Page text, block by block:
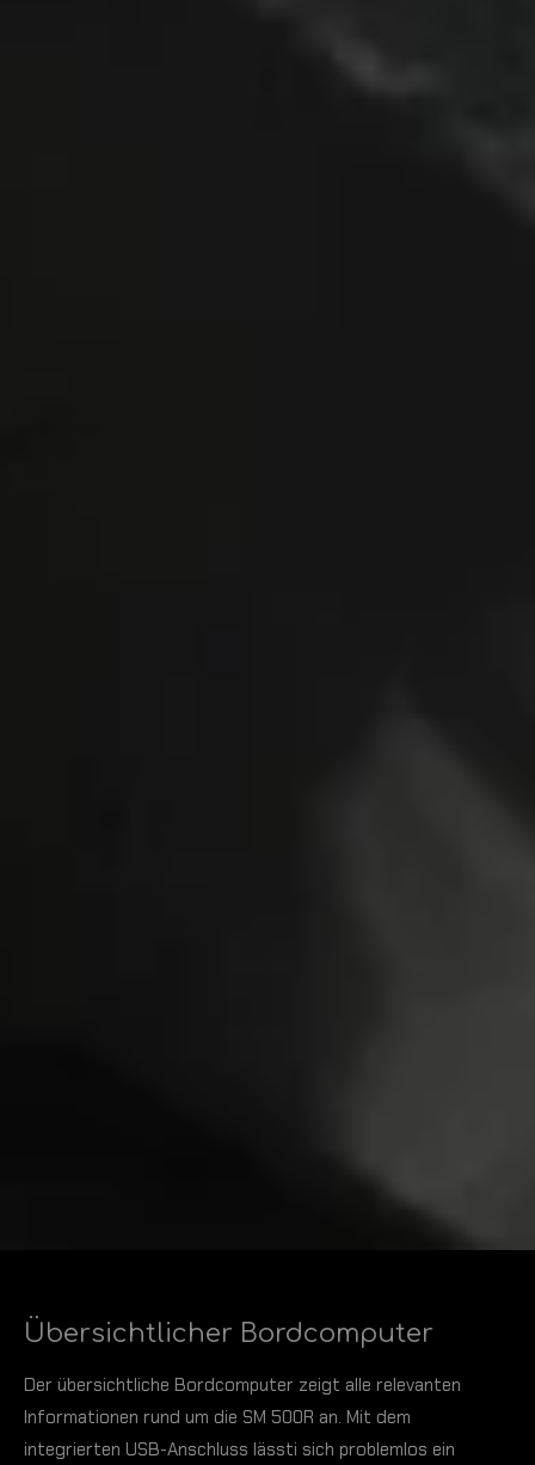
Übersichtlicher Bordcomputer
Der übersichtliche Bordcomputer zeigt alle relevanten
Informationen rund um die SM 500R an. Mit dem
integrierten USB-Anschluss lässti sich problemlos ein